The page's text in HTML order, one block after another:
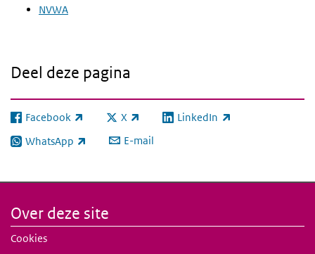
NVWA
Deel deze pagina
Facebook
(externe link) X
(externe link) LinkedIn
(externe link)
WhatsApp
(externe link) E-mail
Over deze site
Cookies